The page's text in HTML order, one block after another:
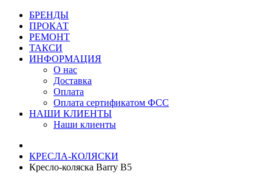
БРЕНДЫ
ПРОКАТ
РЕМОНТ
ТАКСИ
ИНФОРМАЦИЯ
О нас
Доставка
Оплата
Оплата сертификатом ФСС
НАШИ КЛИЕНТЫ
Наши клиенты
КРЕСЛА-КОЛЯСКИ
Кресло-коляска Barry B5